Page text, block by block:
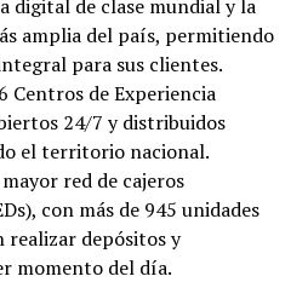
digital de clase mundial y la
amplia del país, permitiendo
para sus clientes.
Centros de Experiencia
24/7 y distribuidos
el territorio nacional.
red de cajeros
con más de 945 unidades
realizar depósitos y
momento del día.